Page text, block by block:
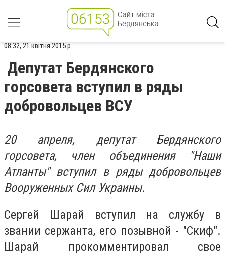
08:32, 21 квітня 2015 р.
Депутат Бердянского
горсовета вступил в ряды
добровольцев ВСУ
20 апреля, депутат Бердянского
горсовета, член объединения "Наши
Атланты" вступил в ряды добровольцев
Вооруженных Сил Украины.
Сергей Шарай вступил на службу в
звании сержанта, его позывной - "Скиф".
Шарай прокомментировал свое